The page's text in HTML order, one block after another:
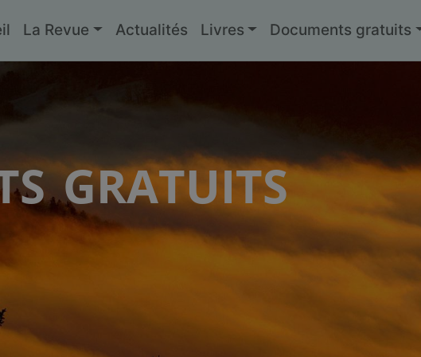
La Revue Actualités Livres Documents gratuits
gratuits